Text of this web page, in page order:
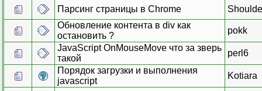
Парсинг страницы в Chrome
Обновление контента в div как
остановить ?
pokk
JavaScript OnMouseMove что за зверь
такой
perl6
Порядок загрузки и выполнения
javascript
Kotiara